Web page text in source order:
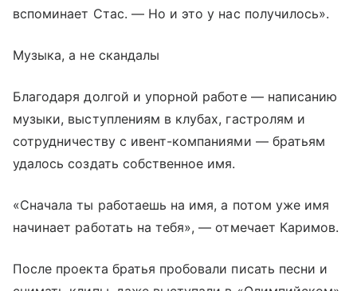
вспоминает Стас. — Но и это у нас получилось».
Музыка, а не скандалы
Благодаря долгой и упорной работе — написанию
музыки, выступлениям в клубах, гастролям и
сотрудничеству с ивент-компаниями — братьям
удалось создать собственное имя.
«Сначала ты работаешь на имя, а потом уже имя
начинает работать на тебя», — отмечает Каримов.
После проекта братья пробовали писать песни и